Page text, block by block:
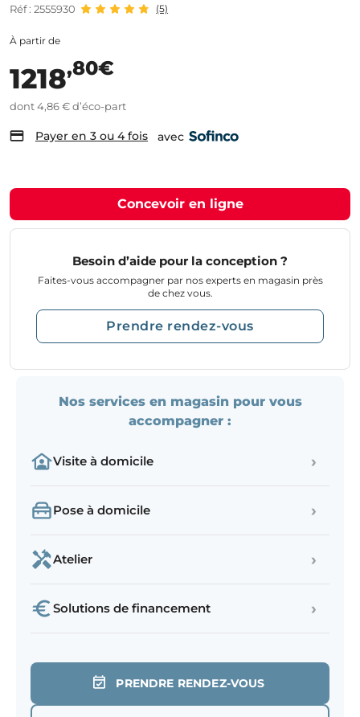
Réf : 2555930 (5)
À partir de
1218,80€
dont 4,86 € d’éco-part
Payer en 3 ou 4 fois avec
Concevoir en ligne
Besoin d’aide pour la conception ?
Faites-vous accompagner par nos experts en magasin près
de chez vous.
Prendre rendez-vous
Nos services en magasin pour vous
accompagner :
Visite à domicile ›
Pose à domicile ›
Atelier ›
Solutions de financement ›
PRENDRE RENDEZ-VOUS